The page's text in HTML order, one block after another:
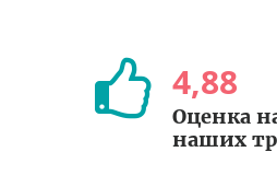
4,88
Оценка
наших